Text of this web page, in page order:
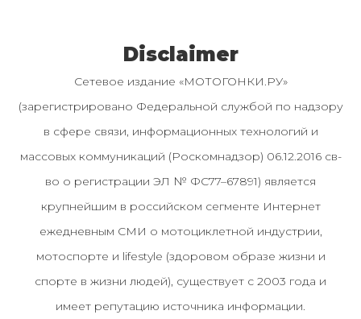
Disclaimer
Сетевое издание «МОТОГОНКИ.РУ»
(зарегистрировано Федеральной службой по надзору
в сфере связи, информационных технологий и
массовых коммуникаций (Роскомнадзор) 06.12.2016 св-
во о регистрации ЭЛ № ФС77–67891) является
крупнейшим в российском сегменте Интернет
ежедневным СМИ о мотоциклетной индустрии,
мотоспорте и lifestyle (здоровом образе жизни и
спорте в жизни людей), существует с 2003 года и
имеет репутацию источника информации.